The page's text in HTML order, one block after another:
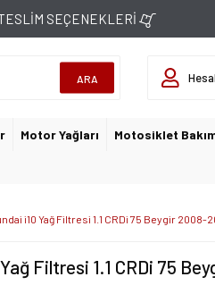
SEÇENEKLERİ
ARA
Motor Yağları Motosiklet
i10 Yağ Filtresi 1.1 CRDi 75 Beygir 2008-
Filtresi 1.1 CRDi 75